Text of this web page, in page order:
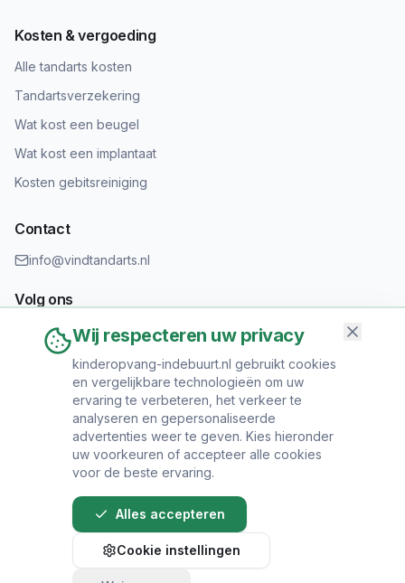
Kosten & vergoeding
Alle tandarts kosten
Tandartsverzekering
Wat kost een beugel
Wat kost een implantaat
Kosten gebitsreiniging
Contact
info@vindtandarts.nl
Volg ons
Informatie toevoegen?
Heeft u een tandartspraktijk? Neem contact op om uw praktijk
toe te voegen.
© 2024 Vind Tandarts. Alle rechten voorbehouden.
Over Ons
• Privacy Policy
Voorwaarden
• Sitemap
Wij respecteren uw privacy
kinderopvang-indebuurt.nl gebruikt cookies
en vergelijkbare technologieën om uw
ervaring te verbeteren, het verkeer te
analyseren en gepersonaliseerde
advertenties weer te geven. Kies hieronder
uw voorkeuren of accepteer alle cookies
voor de beste ervaring.
Alles accepteren
Cookie instellingen